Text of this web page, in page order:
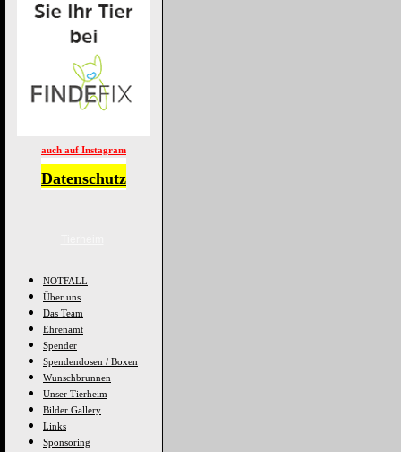
auch auf Instagram
Datenschutz
NOTFALL
Über uns
Das Team
Ehrenamt
Spender
Spendendosen / Boxen
Wunschbrunnen
Unser Tierheim
Bilder Gallery
Links
Sponsoring